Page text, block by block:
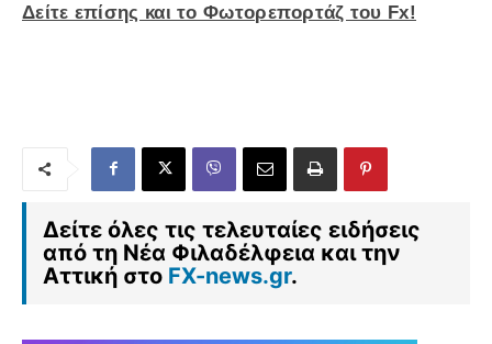
Δείτε επίσης και το Φωτορεπορτάζ του Fx!
Δείτε όλες τις τελευταίες ειδήσεις
από τη Νέα Φιλαδέλφεια και την
Αττική στο FX-news.gr.